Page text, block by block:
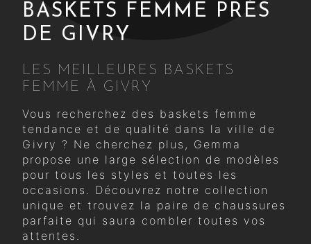
BASKETS FEMME PRÈS
DE GIVRY
LES MEILLEURES BASKETS
FEMME À GIVRY
Vous recherchez des baskets femme
tendance et de qualité dans la ville de
Givry ? Ne cherchez plus, Gemma
propose une large sélection de modèles
pour tous les styles et toutes les
occasions. Découvrez notre collection
unique et trouvez la paire de chaussures
parfaite qui saura combler toutes vos
attentes.